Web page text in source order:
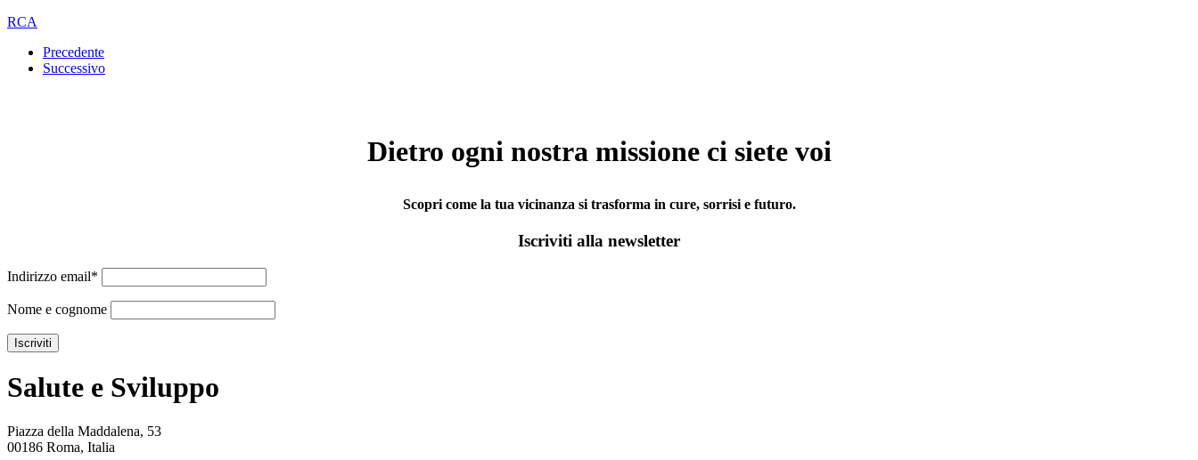
RCA
Precedente
Successivo
Dietro ogni nostra missione ci siete voi
Scopri come la tua vicinanza si trasforma in cure, sorrisi e futuro.
Iscriviti alla newsletter
Indirizzo email*
Nome e cognome
Salute e Sviluppo
Piazza della Maddalena, 53
00186 Roma, Italia